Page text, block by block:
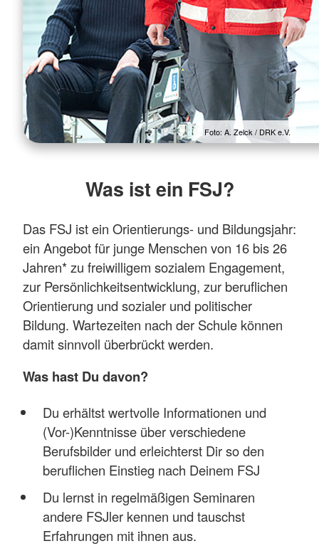
Foto: A. Zelck / DRK e.V.
Was ist ein FSJ?
Das FSJ ist ein Orientierungs- und Bildungsjahr:
ein Angebot für junge Menschen von 16 bis 26
Jahren* zu freiwilligem sozialem Engagement,
zur Persönlichkeitsentwicklung, zur beruflichen
Orientierung und sozialer und politischer
Bildung. Wartezeiten nach der Schule können
damit sinnvoll überbrückt werden.
Was hast Du davon?
Du erhältst wertvolle Informationen und
(Vor-)Kenntnisse über verschiedene
Berufsbilder und erleichterst Dir so den
beruflichen Einstieg nach Deinem FSJ
Du lernst in regelmäßigen Seminaren
andere FSJler kennen und tauschst
Erfahrungen mit ihnen aus.